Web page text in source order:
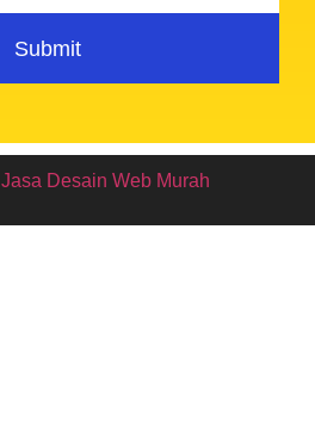
Submit
Jasa Desain Web Murah